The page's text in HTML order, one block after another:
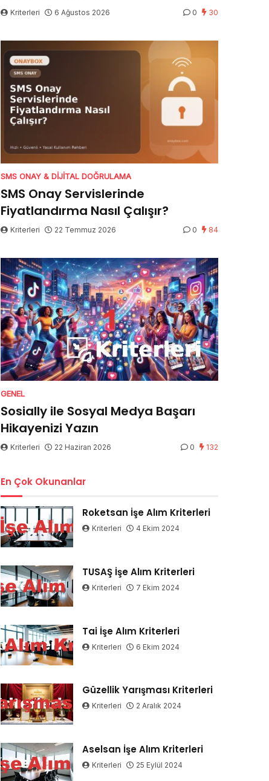
Kriterleri 6 Ağustos 2026 0 30
SMS ONAY & DIJITAL DOĞRULAMA
SMS Onay Servislerinde
Fiyatlandırma Nasıl Çalışır?
Kriterleri 22 Temmuz 2026 0 84
GENEL
Sosially ile Sosyal Medya Başarı
Hikayenizi Yazın
Kriterleri 22 Haziran 2026 0 132
En Çok Okunanlar
Roketsan İşe Alım Kriterleri
Kriterleri 4 Ekim 2024
TUSAŞ İşe Alım Kriterleri
Kriterleri 7 Ekim 2024
Tai İşe Alım Kriterleri
Kriterleri 6 Ekim 2024
Güzellik Yarışması Kriterleri
Kriterleri 2 Aralık 2024
Aselsan İşe Alım Kriterleri
Kriterleri 25 Eylül 2024